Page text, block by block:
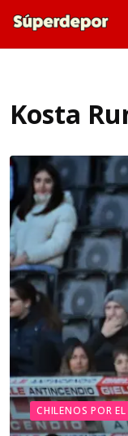
Kosta
CHILENOS POR